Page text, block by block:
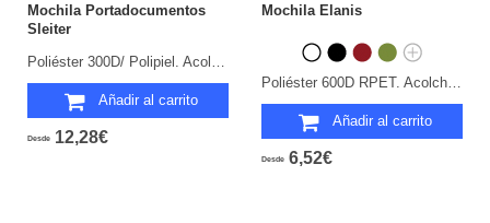
Mochila Portadocumentos
Sleiter
Añadir al carrito
Desde 12,28€
Mochila Elanis
Añadir al carrito
Desde 6,52€